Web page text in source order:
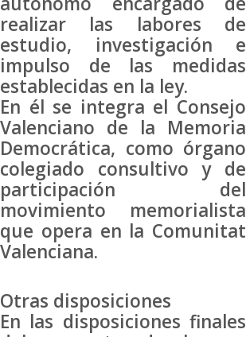
realizar las labores de
estudio, investigación e
impulso de las medidas
establecidas en la ley.
En él se integra el Consejo
Valenciano de la Memoria
Democrática, como órgano
colegiado consultivo y de
participación del
movimiento memorialista
que opera en la Comunitat
Valenciana.
Otras disposiciones
En las disposiciones finales